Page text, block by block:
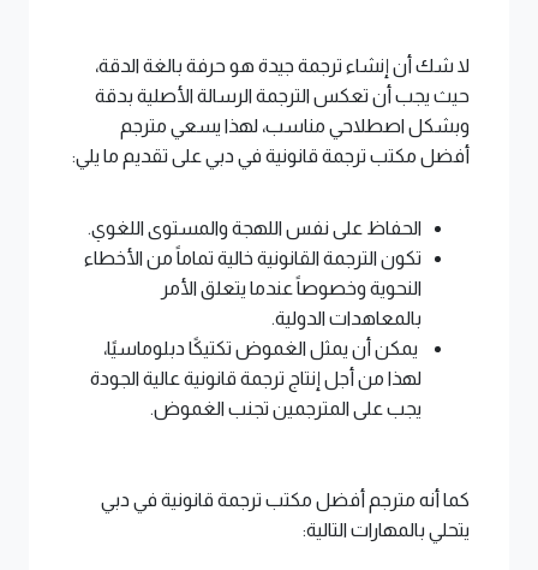
لا شك أن إنشاء ترجمة جيدة هو حرفة بالغة الدقة،
حيث يجب أن تعكس الترجمة الرسالة الأصلية بدقة
وبشكل اصطلاحي مناسب، لهذا يسعي مترجم
أفضل مكتب ترجمة قانونية في دبي على تقديم ما يلي:
الحفاظ على نفس اللهجة والمستوى اللغوي.
تكون الترجمة القانونية خالية تماماً من الأخطاء
النحوية وخصوصاً عندما يتعلق الأمر
بالمعاهدات الدولية.
يمكن أن يمثل الغموض تكتيكًا دبلوماسيًا،
لهذا من أجل إنتاج ترجمة قانونية عالية الجودة
يجب على المترجمين تجنب الغموض.
كما أنه مترجم أفضل مكتب ترجمة قانونية في دبي
يتحلي بالمهارات التالية: